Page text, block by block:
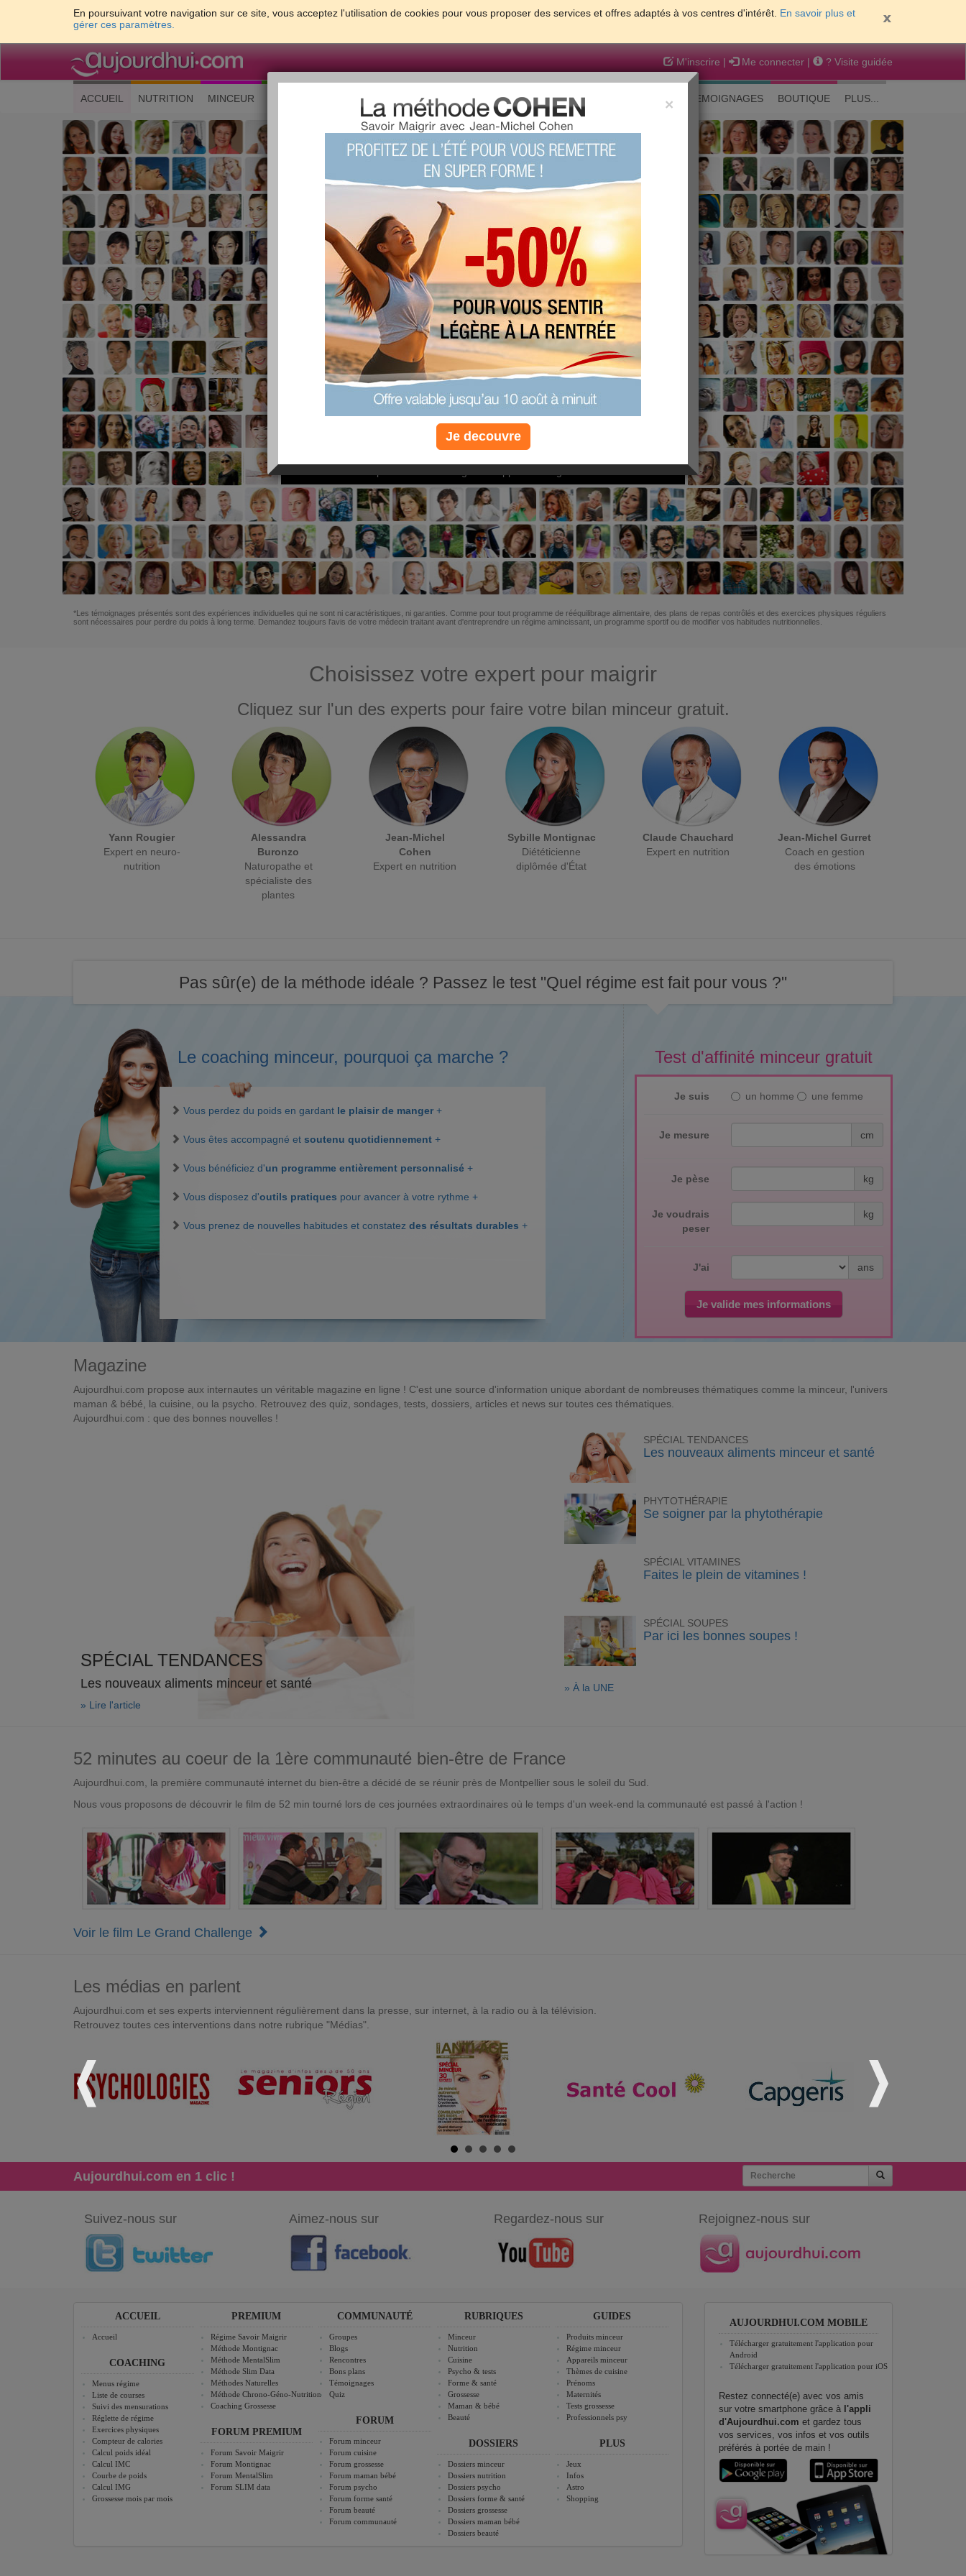
En poursuivant votre navigation sur ce site, vous acceptez l'utilisation de cookies pour vous proposer des services et offres adaptés à vos centres d'intérêt. En savoir plus et
gérer ces paramètres.
M'inscrire | Me connecter | ? Visite guidée
ACCUEIL (current)
NUTRITION MINCEUR FORME & SANTE PSYCHO & TESTS GROSSESSE & BEBE TEMOIGNAGES BOUTIQUE PLUS...
Les meilleures solutions pour maigrir et être bien dans sa peau
PLUS
EFFICACE
PLUS
SANTÉ
PLUS
COACHING
Non, je préfère le régime gratuit
*Les témoignages présentés sont des expériences individuelles qui ne sont ni caractéristiques, ni garanties. Comme pour tout programme de rééquilibrage alimentaire, des plans de repas contrôlés et des exercices physiques réguliers
sont nécessaires pour perdre du poids à long terme. Demandez toujours l'avis de votre médecin traitant avant d'entreprendre un régime amincissant, un programme sportif ou de modifier vos habitudes nutritionnelles.
Choisissez votre expert pour maigrir
Cliquez sur l'un des experts pour faire votre bilan minceur gratuit.
Yann Rougier
Expert en neuro-
nutrition
Alessandra
Buronzo
Naturopathe et
spécialiste des
plantes
Jean-Michel
Cohen
Expert en nutrition
Sybille Montignac
Diététicienne
diplômée d'État
Claude Chauchard
Expert en nutrition
Jean-Michel Gurret
Coach en gestion
des émotions
Pas sûr(e) de la méthode idéale ? Passez le test "Quel régime est fait pour vous ?"
Test d'affinité minceur gratuit
Je suis un homme une femme
Je mesure cm
Je pèse kg
Je voudrais
peser
kg
J'ai ans
Je valide mes informations
Le coaching minceur, pourquoi ça marche ?
Vous perdez du poids en gardant le plaisir de manger +
Vous êtes accompagné et soutenu quotidiennement +
Vous bénéficiez d'un programme entièrement personnalisé +
Vous disposez d'outils pratiques pour avancer à votre rythme +
Vous prenez de nouvelles habitudes et constatez des résultats durables +
Magazine
Aujourdhui.com propose aux internautes un véritable magazine en ligne ! C'est une source d'information unique abordant de nombreuses thématiques comme la minceur, l'univers
maman & bébé, la cuisine, ou la psycho. Retrouvez des quiz, sondages, tests, dossiers, articles et news sur toutes ces thématiques.
Aujourdhui.com : que des bonnes nouvelles !
SPÉCIAL TENDANCES
Les nouveaux aliments minceur et santé
» Lire l'article
SPÉCIAL TENDANCES
Les nouveaux aliments minceur et santé
PHYTOTHÉRAPIE
Se soigner par la phytothérapie
SPÉCIAL VITAMINES
Faites le plein de vitamines !
SPÉCIAL SOUPES
Par ici les bonnes soupes !
» À la UNE
52 minutes au coeur de la 1ère communauté bien-être de France
Aujourdhui.com, la première communauté internet du bien-être a décidé de se réunir près de Montpellier sous le soleil du Sud.
Nous vous proposons de découvrir le film de 52 min tourné lors de ces journées extraordinaires où le temps d'un week-end la communauté est passé à l'action !
Voir le film Le Grand Challenge
Les médias en parlent
Aujourdhui.com et ses experts interviennent régulièrement dans la presse, sur internet, à la radio ou à la télévision.
Retrouvez toutes ces interventions dans notre rubrique "Médias".
Aujourdhui.com en 1 clic !
Suivez-nous sur Aimez-nous sur Regardez-nous sur Rejoignez-nous sur
ACCUEIL
Accueil
COACHING
Menus régime
Liste de courses
Suivi des mensurations
Réglette de régime
Exercices physiques
Compteur de calories
Calcul poids idéal
Calcul IMC
Courbe de poids
Calcul IMG
Grossesse mois par mois
PREMIUM
Régime Savoir Maigrir
Méthode Montignac
Méthode MentalSlim
Méthode Slim Data
Méthodes Naturelles
Méthode Chrono-Géno-Nutrition
Coaching Grossesse
FORUM PREMIUM
Forum Savoir Maigrir
Forum Montignac
Forum MentalSlim
Forum SLIM data
COMMUNAUTÉ
Groupes
Blogs
Rencontres
Bons plans
Témoignages
Quiz
FORUM
Forum minceur
Forum cuisine
Forum grossesse
Forum maman bébé
Forum psycho
Forum forme santé
Forum beauté
Forum communauté
RUBRIQUES
Minceur
Nutrition
Cuisine
Psycho & tests
Forme & santé
Grossesse
Maman & bébé
Beauté
DOSSIERS
Dossiers minceur
Dossiers nutrition
Dossiers psycho
Dossiers forme & santé
Dossiers grossesse
Dossiers maman bébé
Dossiers beauté
GUIDES
Produits minceur
Régime minceur
Appareils minceur
Thèmes de cuisine
Prénoms
Maternités
Tests grossesse
Professionnels psy
PLUS
Jeux
Infos
Astro
Shopping
AUJOURDHUI.COM MOBILE
Télécharger gratuitement l'application pour
Android
Télécharger gratuitement l'application pour iOS
Restez connecté(e) avec vos amis
sur votre smartphone grâce à l'appli
d'Aujourdhui.com et gardez tous
vos services, vos infos et vos outils
préférés à portée de main !
×
Je decouvre